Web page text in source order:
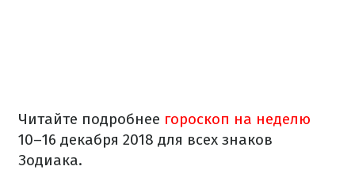
Читайте подробнее гороскоп на неделю
10–16 декабря 2018 для всех знаков
Зодиака.